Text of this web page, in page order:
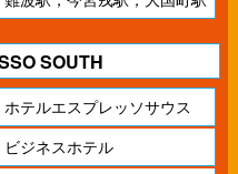
SOUTH
ホテルエスプレッソサウス
ビジネスホテル